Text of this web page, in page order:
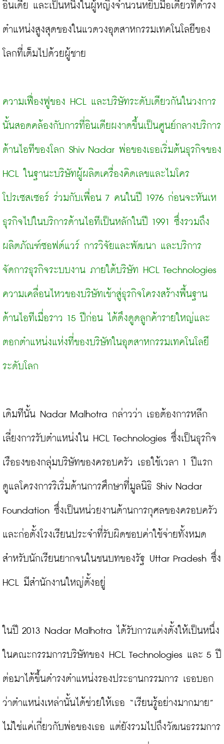
อินเดีย และเป็นหนึ่งในผู้หญิงจำนวนหยิบมือเดียวที่ดำรง
ตำแหน่งสูงสุดของในแวดวงอุตสาหกรรมเทคโนโลยีของ
โลกที่เต็มไปด้วยผู้ชาย
ความเฟื่องฟูของ HCL และบริษัทระดับเดียวกันในวงการ
นั้นสอดคล้องกับการที่อินเดียผงาดขึ้นเป็นศูนย์กลางบริการ
ด้านไอทีของโลก Shiv Nadar พ่อของเธอเริ่มต้นธุรกิจของ
HCL ในฐานะบริษัทผู้ผลิตเครื่องคิดเลขและไมโคร
โปรเซสเซอร์ ร่วมกับเพื่อน 7 คนในปี 1976 ก่อนจะหันเห
ธุรกิจไปในบริการด้านไอทีเป็นหลักในปี 1991 ซึ่งรวมถึง
ผลิตภัณฑ์ซอฟต์แวร์ การวิจัยและพัฒนา และบริการ
จัดการธุรกิจระบบงาน ภายใต้บริษัท HCL Technologies
ความเคลื่อนไหวของบริษัทเข้าสู่ธุรกิจโครงสร้างพื้นฐาน
ด้านไอทีเมื่อราว 15 ปีก่อน ได้ดึงดูดลูกค้ารายใหญ่และ
ตอกตำแหน่งแห่งที่ของบริษัทในอุตสาหกรรมเทคโนโลยี
ระดับโลก
เดิมทีนั้น Nadar Malhotra กล่าวว่า เธอต้องการหลีก
เลี่ยงการรับตำแหน่งใน HCL Technologies ซึ่งเป็นธุรกิจ
เรือธงของกลุ่มบริษัทของครอบครัว เธอใช้เวลา 1 ปีแรก
ดูแลโครงการริเริ่มด้านการศึกษาที่มูลนิธิ Shiv Nadar
Foundation ซึ่งเป็นหน่วยงานด้านการกุศลของครอบครัว
และก่อตั้งโรงเรียนประจำที่รับผิดชอบค่าใช้จ่ายทั้งหมด
สำหรับนักเรียนยากจนในชนบทของรัฐ Uttar Pradesh ซึ่ง
HCL มีสำนักงานใหญ่ตั้งอยู่
ในปี 2013 Nadar Malhotra ได้รับการแต่งตั้งให้เป็นหนึ่ง
ในคณะกรรมการบริษัทของ HCL Technologies และ 5 ปี
ต่อมาได้ขึ้นดำรงตำแหน่งรองประธานกรรมการ เธอบอก
ว่าตำแหน่งเหล่านั้นได้ช่วยให้เธอ “เรียนรู้อย่างมากมาย”
ไม่ใช่แค่เกี่ยวกับพ่อของเธอ แต่ยังรวมไปถึงวัฒนธรรมการ